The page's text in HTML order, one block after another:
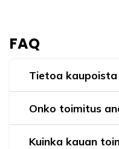
FAQ
Tietoa kaupoista
Onko toimitus
Kuinka kauan